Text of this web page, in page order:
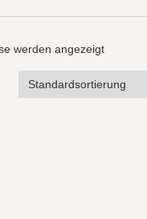
werden angezeigt